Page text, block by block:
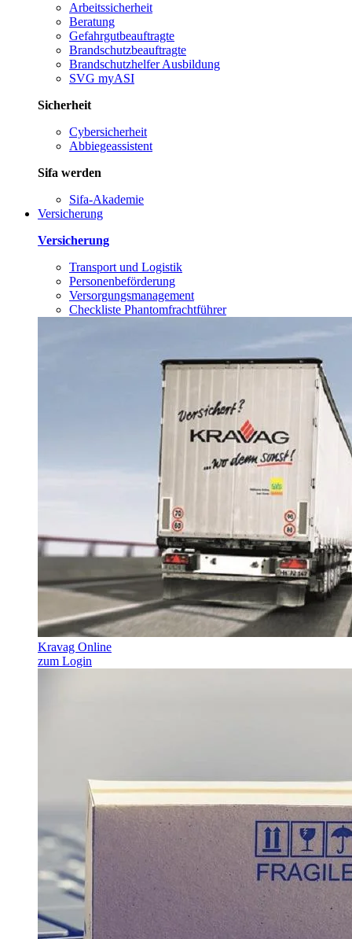
Arbeitssicherheit
Beratung
Gefahrgutbeauftragte
Brandschutzbeauftragte
Brandschutzhelfer Ausbildung
SVG myASI
Sicherheit
Cybersicherheit
Abbiegeassistent
Sifa werden
Sifa-Akademie
Versicherung
Versicherung
Transport und Logistik
Personenbeförderung
Versorgungsmanagement
Checkliste Phantomfrachtführer
Kravag Online
zum Login